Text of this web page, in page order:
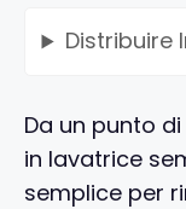
Distribuire
Da un punto
in lavatrice
semplice per